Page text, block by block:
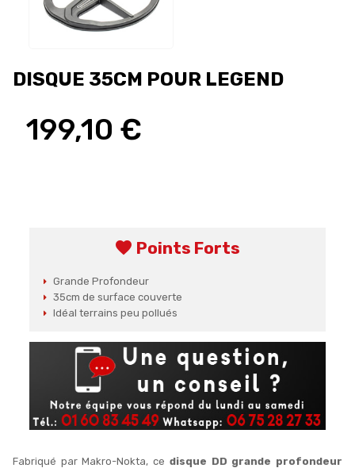
DISQUE 35CM POUR LEGEND
199,10 €
favorite Points Forts
Grande Profondeur
35cm de surface couverte
Idéal terrains peu pollués
Fabriqué par Makro-Nokta, ce disque DD grande profondeur